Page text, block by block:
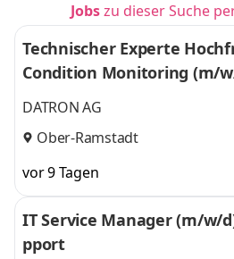
Jobszu dieser Suche
Technischer Experte
Condition Monitoring (m/
DATRON AG
Ober-Ramstadt
vor 9 Tagen
IT Service Manager (m/w/
pport